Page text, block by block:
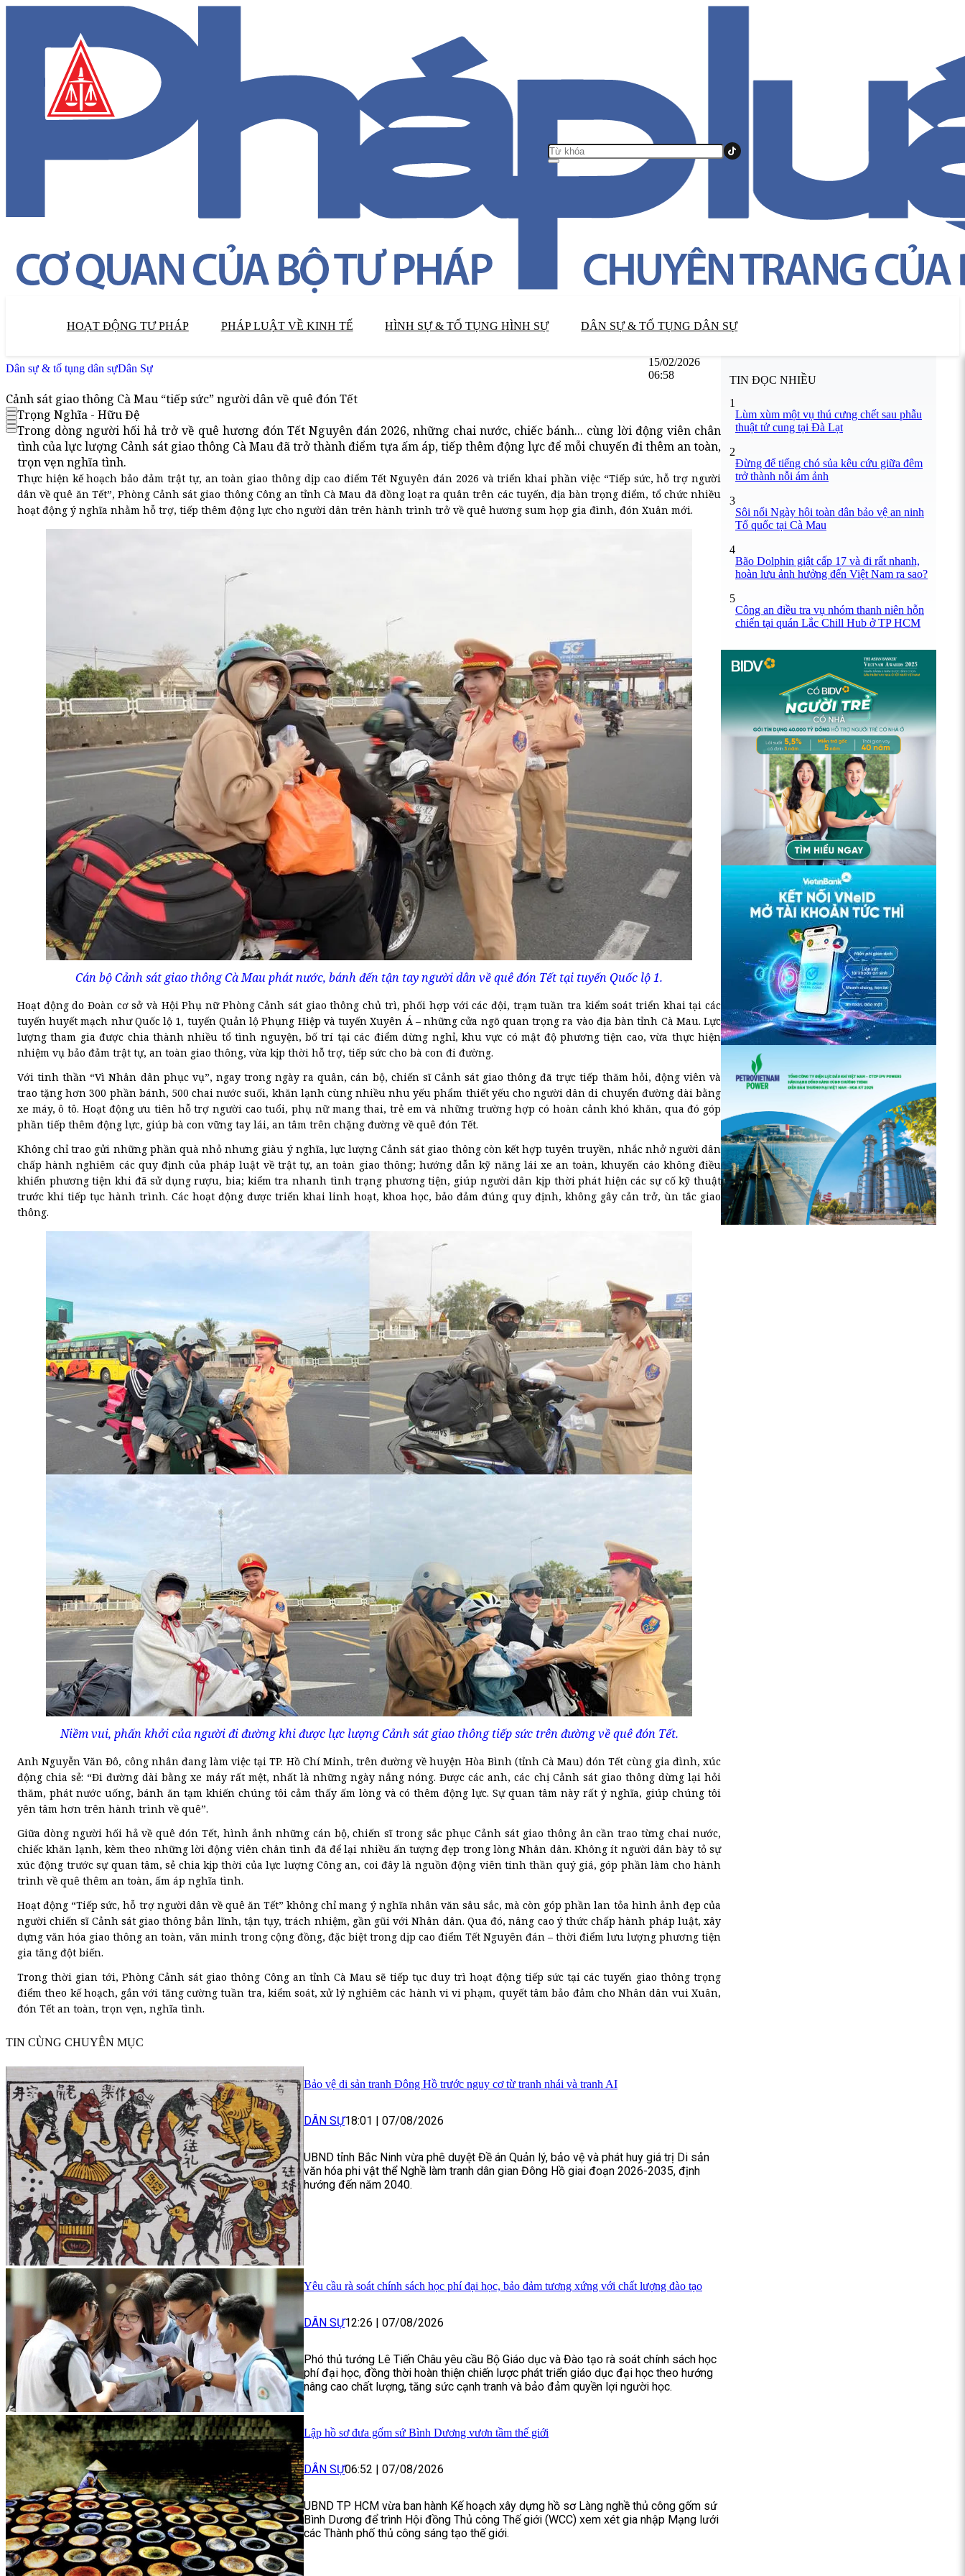
HOẠT ĐỘNG TƯ PHÁP PHÁP LUẬT VỀ KINH TẾ HÌNH SỰ & TỐ TỤNG HÌNH SỰ DÂN SỰ & TỐ TỤNG DÂN SỰ
Dân sự & tố tụng dân sựDân Sự
15/02/2026
06:58
Cảnh sát giao thông Cà Mau “tiếp sức” người dân về quê đón Tết
Trọng Nghĩa - Hữu Đệ
Trong dòng người hối hả trở về quê hương đón Tết Nguyên đán 2026, những chai nước, chiếc bánh... cùng lời động viên chân
tình của lực lượng Cảnh sát giao thông Cà Mau đã trở thành điểm tựa ấm áp, tiếp thêm động lực để mỗi chuyến đi thêm an toàn,
trọn vẹn nghĩa tình.
Thực hiện kế hoạch bảo đảm trật tự, an toàn giao thông dịp cao điểm Tết Nguyên đán 2026 và triển khai phần việc “Tiếp sức, hỗ trợ người
dân về quê ăn Tết”, Phòng Cảnh sát giao thông Công an tỉnh Cà Mau đã đồng loạt ra quân trên các tuyến, địa bàn trọng điểm, tổ chức nhiều
hoạt động ý nghĩa nhằm hỗ trợ, tiếp thêm động lực cho người dân trên hành trình trở về quê hương sum họp gia đình, đón Xuân mới.
Cán bộ Cảnh sát giao thông Cà Mau phát nước, bánh đến tận tay người dân về quê đón Tết tại tuyến Quốc lộ 1.
Hoạt động do Đoàn cơ sở và Hội Phụ nữ Phòng Cảnh sát giao thông chủ trì, phối hợp với các đội, trạm tuần tra kiểm soát triển khai tại các
tuyến huyết mạch như Quốc lộ 1, tuyến Quản lộ Phụng Hiệp và tuyến Xuyên Á – những cửa ngõ quan trọng ra vào địa bàn tỉnh Cà Mau. Lực
lượng tham gia được chia thành nhiều tổ tình nguyện, bố trí tại các điểm dừng nghỉ, khu vực có mật độ phương tiện cao, vừa thực hiện
nhiệm vụ bảo đảm trật tự, an toàn giao thông, vừa kịp thời hỗ trợ, tiếp sức cho bà con đi đường.
Với tinh thần “Vì Nhân dân phục vụ”, ngay trong ngày ra quân, cán bộ, chiến sĩ Cảnh sát giao thông đã trực tiếp thăm hỏi, động viên và
trao tặng hơn 300 phần bánh, 500 chai nước suối, khăn lạnh cùng nhiều nhu yếu phẩm thiết yếu cho người dân di chuyển đường dài bằng
xe máy, ô tô. Hoạt động ưu tiên hỗ trợ người cao tuổi, phụ nữ mang thai, trẻ em và những trường hợp có hoàn cảnh khó khăn, qua đó góp
phần tiếp thêm động lực, giúp bà con vững tay lái, an tâm trên chặng đường về quê đón Tết.
Không chỉ trao gửi những phần quà nhỏ nhưng giàu ý nghĩa, lực lượng Cảnh sát giao thông còn kết hợp tuyên truyền, nhắc nhở người dân
chấp hành nghiêm các quy định của pháp luật về trật tự, an toàn giao thông; hướng dẫn kỹ năng lái xe an toàn, khuyến cáo không điều
khiển phương tiện khi đã sử dụng rượu, bia; kiểm tra nhanh tình trạng phương tiện, giúp người dân kịp thời phát hiện các sự cố kỹ thuật
trước khi tiếp tục hành trình. Các hoạt động được triển khai linh hoạt, khoa học, bảo đảm đúng quy định, không gây cản trở, ùn tắc giao
thông.
Niềm vui, phấn khởi của người đi đường khi được lực lượng Cảnh sát giao thông tiếp sức trên đường về quê đón Tết.
Anh Nguyễn Văn Đô, công nhân đang làm việc tại TP. Hồ Chí Minh, trên đường về huyện Hòa Bình (tỉnh Cà Mau) đón Tết cùng gia đình, xúc
động chia sẻ: “Đi đường dài bằng xe máy rất mệt, nhất là những ngày nắng nóng. Được các anh, các chị Cảnh sát giao thông dừng lại hỏi
thăm, phát nước uống, bánh ăn tạm khiến chúng tôi cảm thấy ấm lòng và có thêm động lực. Sự quan tâm này rất ý nghĩa, giúp chúng tôi
yên tâm hơn trên hành trình về quê”.
Giữa dòng người hối hả về quê đón Tết, hình ảnh những cán bộ, chiến sĩ trong sắc phục Cảnh sát giao thông ân cần trao từng chai nước,
chiếc khăn lạnh, kèm theo những lời động viên chân tình đã để lại nhiều ấn tượng đẹp trong lòng Nhân dân. Không ít người dân bày tỏ sự
xúc động trước sự quan tâm, sẻ chia kịp thời của lực lượng Công an, coi đây là nguồn động viên tinh thần quý giá, góp phần làm cho hành
trình về quê thêm an toàn, ấm áp nghĩa tình.
Hoạt động “Tiếp sức, hỗ trợ người dân về quê ăn Tết” không chỉ mang ý nghĩa nhân văn sâu sắc, mà còn góp phần lan tỏa hình ảnh đẹp của
người chiến sĩ Cảnh sát giao thông bản lĩnh, tận tụy, trách nhiệm, gần gũi với Nhân dân. Qua đó, nâng cao ý thức chấp hành pháp luật, xây
dựng văn hóa giao thông an toàn, văn minh trong cộng đồng, đặc biệt trong dịp cao điểm Tết Nguyên đán – thời điểm lưu lượng phương tiện
gia tăng đột biến.
Trong thời gian tới, Phòng Cảnh sát giao thông Công an tỉnh Cà Mau sẽ tiếp tục duy trì hoạt động tiếp sức tại các tuyến giao thông trọng
điểm theo kế hoạch, gắn với tăng cường tuần tra, kiểm soát, xử lý nghiêm các hành vi vi phạm, quyết tâm bảo đảm cho Nhân dân vui Xuân,
đón Tết an toàn, trọn vẹn, nghĩa tình.
TIN CÙNG CHUYÊN MỤC
Bảo vệ di sản tranh Đông Hồ trước nguy cơ từ tranh nhái và tranh AI
DÂN SỰ18:01 07/08/2026
UBND tỉnh Bắc Ninh vừa phê duyệt Đề án Quản lý, bảo vệ và phát huy giá trị Di sản
văn hóa phi vật thể Nghề làm tranh dân gian Đông Hồ giai đoạn 2026-2035, định
hướng đến năm 2040.
Yêu cầu rà soát chính sách học phí đại học, bảo đảm tương xứng với chất lượng đào tạo
DÂN SỰ12:26 | 07/08/2026
Phó thủ tướng Lê Tiến Châu yêu cầu Bộ Giáo dục và Đào tạo rà soát chính sách học
phí đại học, đồng thời hoàn thiện chiến lược phát triển giáo dục đại học theo hướng
nâng cao chất lượng, tăng sức cạnh tranh và bảo đảm quyền lợi người học.
Lập hồ sơ đưa gốm sứ Bình Dương vươn tầm thế giới
DÂN SỰ06:52 07/08/2026
UBND TP HCM vừa ban hành Kế hoạch xây dựng hồ sơ Làng nghề thủ công gốm sứ
Bình Dương để trình Hội đồng Thủ công Thế giới (WCC) xem xét gia nhập Mạng lưới
các Thành phố thủ công sáng tạo thế giới.
TIN ĐỌC NHIỀU
1
Lùm xùm một vụ thú cưng chết sau phẫu
thuật tử cung tại Đà Lạt
2
Đừng để tiếng chó sủa kêu cứu giữa đêm
trở thành nỗi ám ảnh
3
Sôi nổi Ngày hội toàn dân bảo vệ an ninh
Tổ quốc tại Cà Mau
4
Bão Dolphin giật cấp 17 và đi rất nhanh,
hoàn lưu ảnh hưởng đến Việt Nam ra sao?
5
Công an điều tra vụ nhóm thanh niên hỗn
chiến tại quán Lắc Chill Hub ở TP HCM